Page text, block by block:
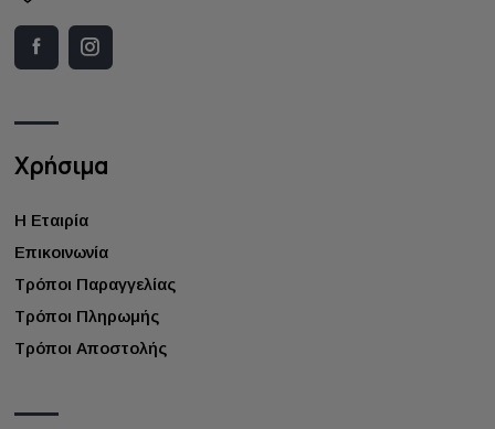
Χρήσιμα
Η Εταιρία
Επικοινωνία
Τρόποι Παραγγελίας
Τρόποι Πληρωμής
Τρόποι Αποστολής